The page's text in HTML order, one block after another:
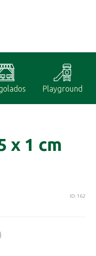
Playground
x 1 cm
ID: 162